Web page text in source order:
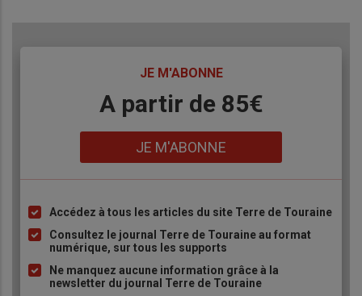
JE M'ABONNE
A partir de 85€
JE M'ABONNE
Liste
à
puce
Accédez à tous les articles du site Terre de Touraine
Consultez le journal Terre de Touraine au format
numérique, sur tous les supports
Ne manquez aucune information grâce à la
newsletter du journal Terre de Touraine